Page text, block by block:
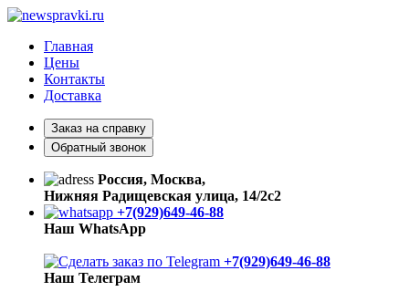
Главная
Цены
Контакты
Доставка
Заказ на справку
Обратный звонок
Россия, Москва,
Нижняя Радищевская улица, 14/2с2
+7(929)649-46-88
Наш WhatsApp
+7(929)649-46-88
Наш Телеграм